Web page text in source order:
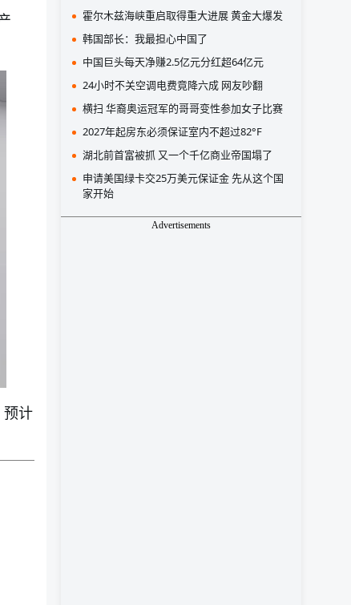
预计
霍尔木兹海峡重启取得重大进展 黄金大爆发
韩国部长：我最担心中国了
中国巨头每天净赚2.5亿元分红超64亿元
24小时不关空调电费竟降六成 网友吵翻
横扫 华裔奥运冠军的哥哥变性参加女子比赛
2027年起房东必须保证室内不超过82°F
湖北前首富被抓 又一个千亿商业帝国塌了
申请美国绿卡交25万美元保证金 先从这个国
家开始
Advertisements